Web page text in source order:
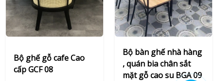
Bộ ghế gỗ cafe Cao
cấp GCF 08
Bộ bàn ghế nhà hàng
, quán bia chân sắt
mặt gỗ cao su BGA 09